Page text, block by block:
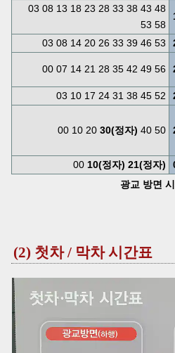
광교 방면
03 08 13 18 23 28 33 38 43 48
53 58
03 08 14 20 26 33 39 46 53
00 07 14 21 28 35 42 49 56
03 10 17 24 31 38 45 52
00 10 20 30(정자) 40 50
00 10(정자) 21(정자)
(2) 첫차 / 막차 시간표